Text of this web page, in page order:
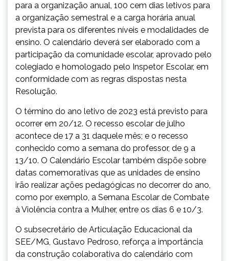
para a organização anual, 100 cem dias letivos para
a organização semestral e a carga horária anual
prevista para os diferentes níveis e modalidades de
ensino. O calendário deverá ser elaborado com a
participação da comunidade escolar, aprovado pelo
colegiado e homologado pelo Inspetor Escolar, em
conformidade com as regras dispostas nesta
Resolução.
O término do ano letivo de 2023 está previsto para
ocorrer em 20/12. O recesso escolar de julho
acontece de 17 a 31 daquele mês; e o recesso
conhecido como a semana do professor, de 9 a
13/10. O Calendário Escolar também dispõe sobre
datas comemorativas que as unidades de ensino
irão realizar ações pedagógicas no decorrer do ano,
como por exemplo, a Semana Escolar de Combate
à Violência contra a Mulher, entre os dias 6 e 10/3.
O subsecretário de Articulação Educacional da
SEE/MG, Gustavo Pedroso, reforça a importância
da construção colaborativa do calendário com